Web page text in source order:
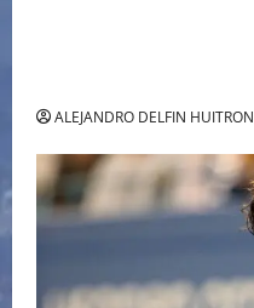
ALEJANDRO DELFIN HUITRON